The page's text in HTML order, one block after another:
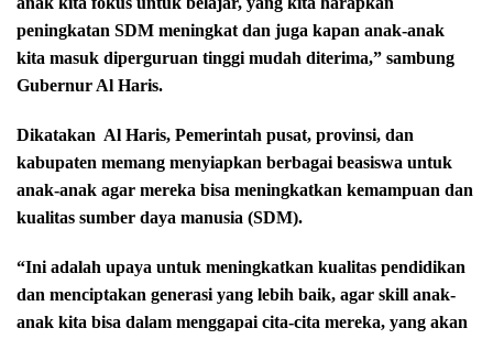
peningkatan SDM meningkat dan juga kapan anak-anak
kita masuk diperguruan tinggi mudah diterima,” sambung
Gubernur Al Haris.
Dikatakan Al Haris, Pemerintah pusat, provinsi, dan
kabupaten memang menyiapkan berbagai beasiswa untuk
anak-anak agar mereka bisa meningkatkan kemampuan dan
kualitas sumber daya manusia (SDM).
“Ini adalah upaya untuk meningkatkan kualitas pendidikan
dan menciptakan generasi yang lebih baik, agar skill anak-
anak kita bisa dalam menggapai cita-cita mereka, yang akan